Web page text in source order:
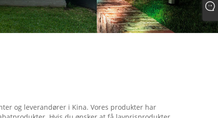
og leverandører i Kina. Vores produkter har